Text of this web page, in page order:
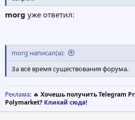
morg уже ответил:
morg написал(а):
За всё время существования форума.
Реклама: 🔥 Хочешь получить Telegram
Polymarket? Кликай сюда!